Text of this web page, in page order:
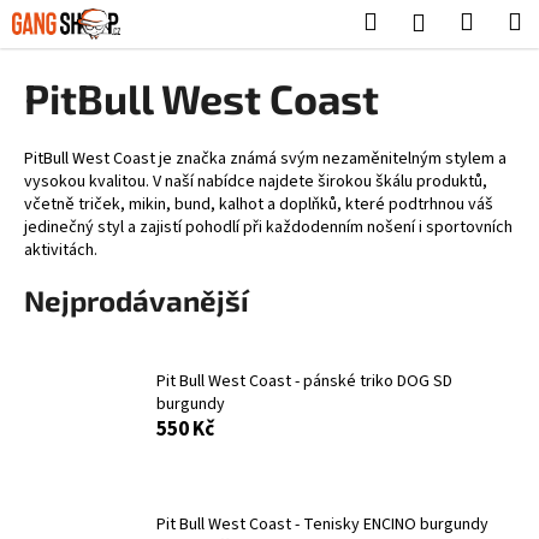
Přejít
na
obsah
HledatPřihlášení
PitBull West Coast
PitBull West Coast je značka známá svým nezaměnitelným stylem a
vysokou kvalitou. V naší nabídce najdete širokou škálu produktů,
včetně triček, mikin, bund, kalhot a doplňků, které podtrhnou váš
jedinečný styl a zajistí pohodlí při každodenním nošení i sportovních
aktivitách.
Nejprodávanější
Pit Bull West Coast - pánské triko DOG SD
burgundy
550 Kč
Pit Bull West Coast - Tenisky ENCINO burgundy
K
o
o
p
o
t
ř
e